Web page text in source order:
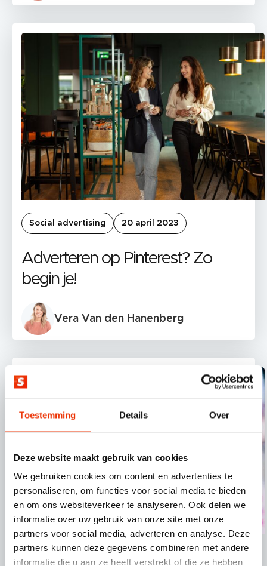
Toestemming Details Over
Deze website maakt gebruik van cookies
We gebruiken cookies om content en advertenties te
personaliseren, om functies voor social media te bieden
en om ons websiteverkeer te analyseren. Ook delen we
informatie over uw gebruik van onze site met onze
partners voor social media, adverteren en analyse. Deze
partners kunnen deze gegevens combineren met andere
informatie die u aan ze heeft verstrekt of die ze hebben
Social advertising 20 april 2023
Adverteren op Pinterest? Zo
begin je!
Vera Van den Hanenberg
Conversieoptimalisatie Webdesign